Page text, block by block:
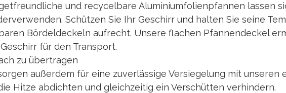
und recycelbare Aluminiumfolienpfannen lassen
Schützen Sie Ihr Geschirr und halten Sie seine
Bördeldeckeln aufrecht. Unsere flachen Pfannendeckel
für den Transport.
zu übertragen
außerdem für eine zuverlässige Versiegelung mit unseren
Hitze abdichten und gleichzeitig ein Verschütten verhindern.